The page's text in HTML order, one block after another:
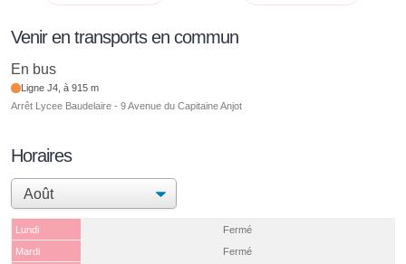
Venir en transports en commun
En bus
Ligne J4, à 915 m
Arrêt Lycee Baudelaire - 9 Avenue du Capitaine Anjot
Horaires
Lundi
Fermé
Mardi
Fermé